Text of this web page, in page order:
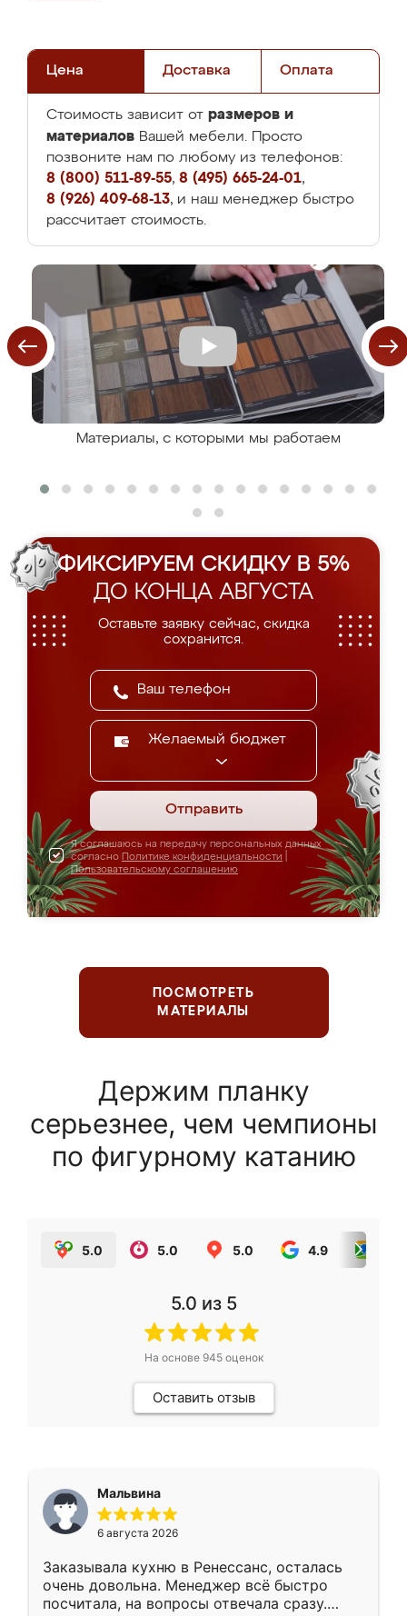
Цена Доставка Оплата
Стоимость зависит от размеров и
материалов Вашей мебели. Просто
позвоните нам по любому из телефонов:
8 (800) 511-89-55, 8 (495) 665-24-01,
8 (926) 409-68-13, и наш менеджер быстро
рассчитает стоимость.
Материалы, с которыми мы работаем
ФИКСИРУЕМ СКИДКУ В 5%
ДО КОНЦА АВГУСТА
Оставьте заявку сейчас, скидка
сохранится.
Желаемый бюджет
Отправить
Я соглашаюсь на передачу персональных данных
согласно Политике конфиденциальности
Пользовательскому соглашению
ПОСМОТРЕТЬ
МАТЕРИАЛЫ
Держим планку
серьезнее, чем чемпионы
по фигурному катанию
5.0 5.0 5.0 4.9
5.0 из 5
На основе 945оценок
Оставить отзыв
Мальвина
6 августа 2026
Заказывала кухню в Ренессанс, осталась
очень довольна. Менеджер всё быстро
посчитала, на вопросы отвечала сразу.